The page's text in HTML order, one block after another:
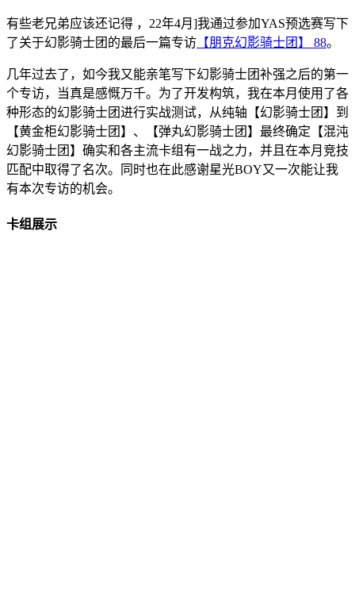
有些老兄弟应该还记得 ，22年4月]我通过参加YAS预选赛写下
了关于幻影骑士团的最后一篇专访 【朋克幻影骑士团】 88。
几年过去了，如今我又能亲笔写下幻影骑士团补强之后的第一
个专访，当真是感慨万千。为了开发构筑，我在本月使用了各
种形态的幻影骑士团进行实战测试，从纯轴【幻影骑士团】到
【黄金柜幻影骑士团】、【弹丸幻影骑士团】最终确定【混沌
幻影骑士团】确实和各主流卡组有一战之力，并且在本月竞技
匹配中取得了名次。同时也在此感谢星光BOY又一次能让我
有本次专访的机会。
卡组展示